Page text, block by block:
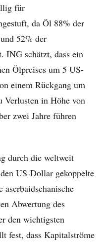
für
da Öl 88% der
52% der
ING schätzt, dass ein
Ölpreises um 5 US-
einem Rückgang um
Verlusten in Höhe von
zwei Jahre führen
durch die weltweit
US-Dollar gekoppelte
aserbaidschanische
Abwertung des
den wichtigsten
fest, dass Kapitalströme